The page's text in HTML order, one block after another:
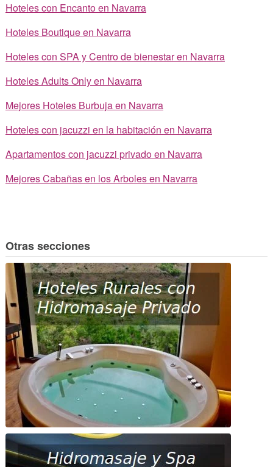
Hoteles con Encanto en Navarra
Hoteles Boutique en Navarra
Hoteles con SPA y Centro de bienestar en Navarra
Hoteles Adults Only en Navarra
Mejores Hoteles Burbuja en Navarra
Hoteles con jacuzzi en la habitación en Navarra
Apartamentos con jacuzzi privado en Navarra
Mejores Cabañas en los Arboles en Navarra
Otras secciones